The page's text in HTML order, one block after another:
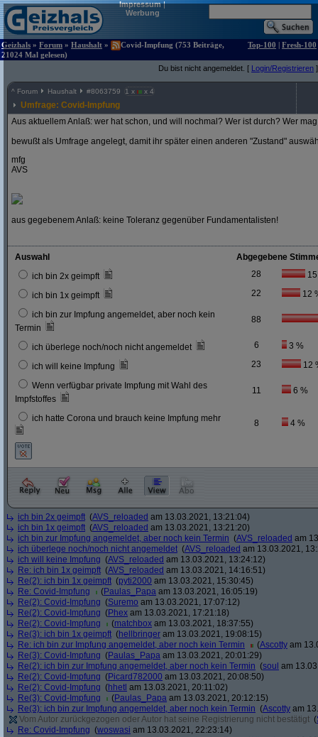
Impressum|
Werbung
Geizhals » Forum » Haushalt »
Covid-Impfung (753 Beiträge,
21024 Mal gelesen)
Top-100 | Fresh-100
Du bist nicht angemeldet. [ Login/Registrieren ]
^ Forum Haushalt #8063759 1 x x 4
Umfrage: Covid-Impfung
Aus aktuellem Anlaß: wer hat schon, und will nochmal? Wer ist durch? Wer
bewußt als Umfrage angelegt, damit ihr später einen anderen "Zustand"
mfg
AVS
aus gegebenem Anlaß: keine Toleranz gegenüber Fundamentalisten!
Auswahl
Abgegebene
ich bin 2x geimpft
28 15
ich bin 1x geimpft 22 12
ich bin zur Impfung angemeldet, aber noch kein
Termin
88
ich überlege noch/noch nicht angemeldet 6 3 %
ich will keine Impfung 23 12
Wenn verfügbar private Impfung mit Wahl des
Impfstoffes
11 6 %
ich hatte Corona und brauch keine Impfung mehr 8 4 %
ich bin 2x geimpft (AVS_reloaded am 13.03.2021, 13:21:04)
ich bin 1x geimpft (AVS_reloaded am 13.03.2021, 13:21:20)
ich bin zur Impfung angemeldet, aber noch kein Termin (AVS_reloaded am
ich überlege noch/noch nicht angemeldet (AVS_reloaded am 13.03.2021,
ich will keine Impfung (AVS_reloaded am 13.03.2021, 13:24:12)
Re: ich bin 1x geimpft (AVS_reloaded am 13.03.2021, 14:16:51)
Re(2): ich bin 1x geimpft (pyti2000 am 13.03.2021, 15:30:45)
Re: Covid-Impfung
(Paulas_Papa am 13.03.2021, 16:05:19)
Re(2): Covid-Impfung (Suremo am 13.03.2021, 17:07:12)
Re(2): Covid-Impfung (Phex am 13.03.2021, 17:21:18)
Re(2): Covid-Impfung
(matchbox am 13.03.2021, 18:37:55)
Re(3): ich bin 1x geimpft (hellbringer am 13.03.2021, 19:08:15)
Re: ich bin zur Impfung angemeldet, aber noch kein Termin
(Ascotty am
Re(3): Covid-Impfung (Paulas_Papa am 13.03.2021, 20:01:29)
Re(2): ich bin zur Impfung angemeldet, aber noch kein Termin (soul am
Re(2): Covid-Impfung (Picard782000 am 13.03.2021, 20:08:50)
Re(2): Covid-Impfung (hhetl am 13.03.2021, 20:11:02)
Re(3): Covid-Impfung
(Paulas_Papa am 13.03.2021, 20:12:15)
Re(3): ich bin zur Impfung angemeldet, aber noch kein Termin (Ascotty am
Vom Autor zurückgezogen oder Autor hat seine Registrierung nicht bestätigt (
Re: Covid-Impfung (woswasi am 13.03.2021, 22:23:14)